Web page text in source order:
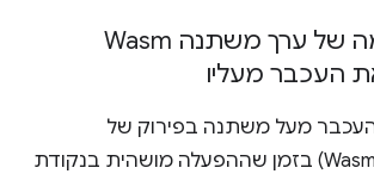
תצוגה מקדימה של ערך משתנה Wasm
העכבר מעליו
מעל משתנה בפירוק של
WebAssembly ‏ (Wasm) בזמן שההפעלה מושהית בנקודת